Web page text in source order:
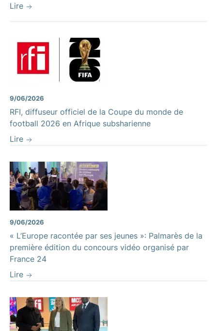
Lire
9/06/2026
RFI, diffuseur officiel de la Coupe du monde de
football 2026 en Afrique subsharienne
Lire
9/06/2026
« L’Europe racontée par ses jeunes »: Palmarès de la
première édition du concours vidéo organisé par
France 24
Lire